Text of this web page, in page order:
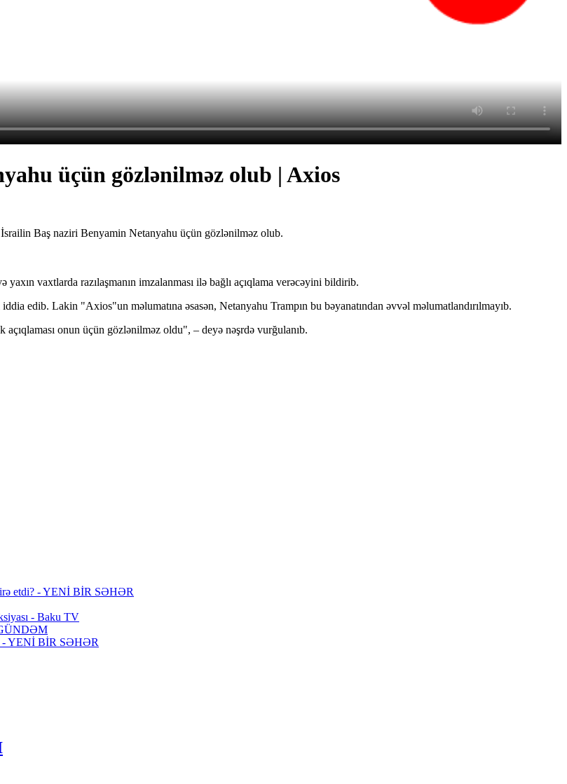
üçün gözlənilməz olub | Axios
Baş naziri Benyamin Netanyahu üçün gözlənilməz olub.
yaxın vaxtlarda razılaşmanın imzalanması ilə bağlı açıqlama verəcəyini bildirib.
edib. Lakin "Axios"un məlumatına əsasən, Netanyahu Trampın bu bəyanatından əvvəl məlumatlandırılmayıb.
onun üçün gözlənilməz oldu", – deyə nəşrdə vurğulanıb.
etdi? - YENİ BİR SƏHƏR
- Baku TV
- YENİ BİR SƏHƏR